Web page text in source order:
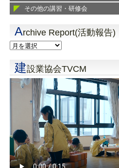
その他の講習・研修会
Archive Report(活動報告)
建設業協会TVCM